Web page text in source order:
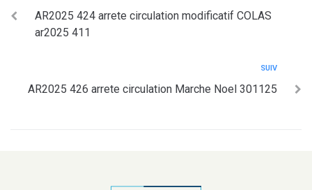
AR2025 424 arrete circulation modificatif COLAS
ar2025 411
SUIV
AR2025 426 arrete circulation Marche Noel 301125